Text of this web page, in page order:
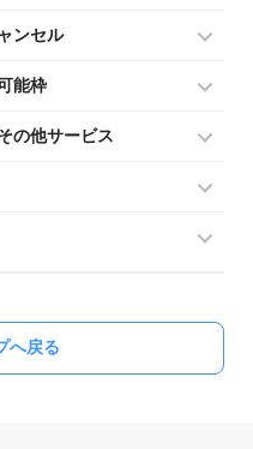
ンセル
能枠
の他サービス
へ戻る